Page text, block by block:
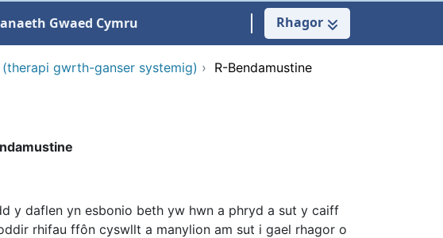
Gwaed Cymru Rhagor
gwrth-ganser systemig) › R-Bendamustine
y daflen yn esbonio beth yw hwn a phryd a sut y caiff
rhifau ffôn cyswllt a manylion am sut i gael rhagor o